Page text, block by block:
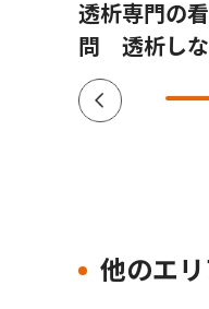
透析専門の
問 透析しな
他のエ